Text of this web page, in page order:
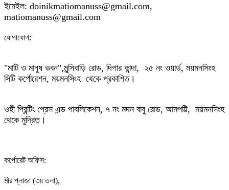
ইমেইল: doinikmatiomanuss@gmail.com,
matiomanuss@gmail.com
যোগাযোগ:
"মাটি ও মানুষ ভবন",মুন্সিবাড়ি রোড, দিগার কান্দা, ২৫ নং ওয়ার্ড, ময়মনসিংহ
সিটি কর্পোরেশন, ময়মনসিংহ থেকে প্রকাশিত।
ওহী প্রিন্টিং প্রেস এন্ড পাবলিকেশন, ৭ নং মদন বাবু রোড, আমপট্টি, ময়মনসিংহ
থেকে মুদ্রিত।
কর্পোরেট অফিস:
মীর প্লাজা (৩য় তলা),